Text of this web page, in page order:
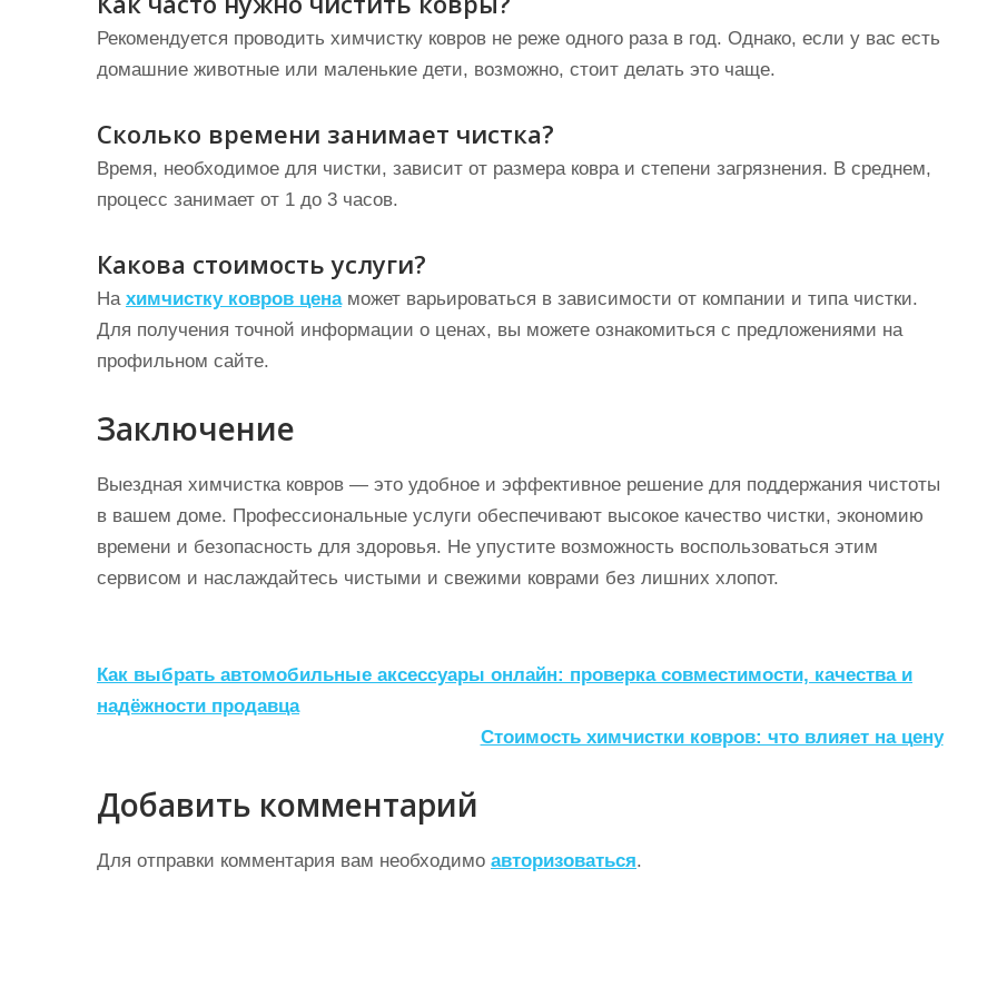
Рекомендуется проводить химчистку ковров не реже одного раза в год. Однако, если у вас есть
домашние животные или маленькие дети, возможно, стоит делать это чаще.
Сколько времени занимает чистка?
Время, необходимое для чистки, зависит от размера ковра и степени загрязнения. В среднем,
процесс занимает от 1 до 3 часов.
Какова стоимость услуги?
На химчистку ковров ценаможет варьироваться в зависимости от компании и типа чистки.
Для получения точной информации о ценах, вы можете ознакомиться с предложениями на
профильном сайте.
Заключение
Выездная химчистка ковров — это удобное и эффективное решение для поддержания чистоты
в вашем доме. Профессиональные услуги обеспечивают высокое качество чистки, экономию
времени и безопасность для здоровья. Не упустите возможность воспользоваться этим
сервисом и наслаждайтесь чистыми и свежими коврами без лишних хлопот.
Н
а
и
г
а
Как выбрать автомобильные аксессуары онлайн: проверка совместимости, качества и
надёжности продавца
Стоимость химчистки ковров: что влияет на цену
Добавить комментарий
Для отправки комментария вам необходимо авторизоваться.